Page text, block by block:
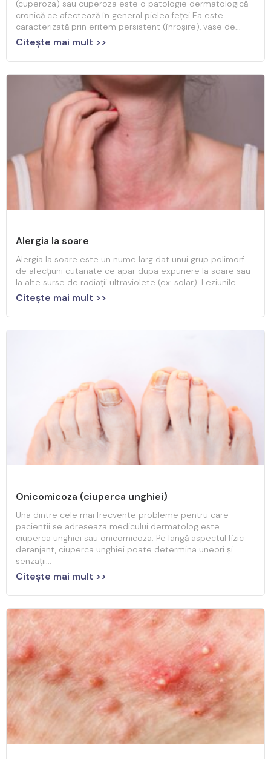
(cuperoza) sau cuperoza este o patologie dermatologică
cronică ce afectează în general pielea feței Ea este
caracterizată prin eritem persistent (înroșire), vase de...
Citeşte mai mult >>
Alergia la soare
Alergia la soare este un nume larg dat unui grup polimorf
de afecțiuni cutanate ce apar dupa expunere la soare sau
la alte surse de radiații ultraviolete (ex: solar). Leziunile...
Citeşte mai mult >>
Onicomicoza (ciuperca unghiei)
Una dintre cele mai frecvente probleme pentru care
pacientii se adreseaza medicului dermatolog este
ciuperca unghiei sau onicomicoza. Pe langă aspectul fizic
deranjant, ciuperca unghiei poate determina uneori și
senzații...
Citeşte mai mult >>